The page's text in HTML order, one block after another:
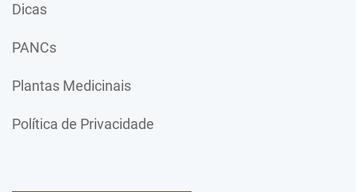
Dicas
PANCs
Plantas Medicinais
Política de Privacidade